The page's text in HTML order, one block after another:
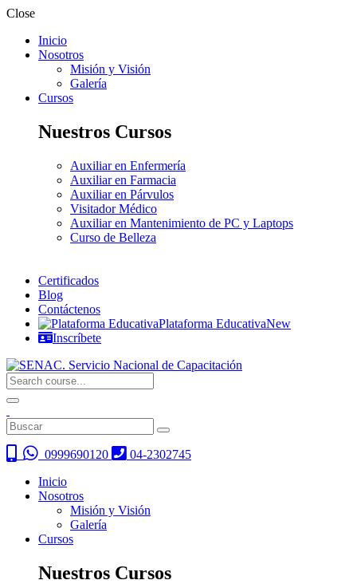
Close
Inicio
Nosotros
Misión y Visión
Galería
Cursos
Nuestros Cursos
Auxiliar en Enfermería
Auxiliar en Farmacia
Auxiliar en Párvulos
Visitador Médico
Auxiliar en Mantenimiento de PC y Laptops
Curso de Belleza
Certificados
Blog
Contáctenos
Plataforma EducativaNew
Inscríbete
0999690120
04-2302745
Inicio
Nosotros
Misión y Visión
Galería
Cursos
Nuestros Cursos